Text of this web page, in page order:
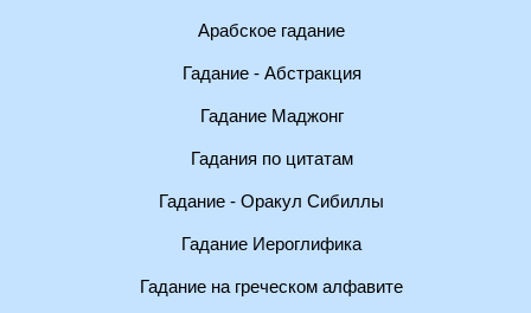
Арабское гадание
Гадание - Абстракция
Гадание Маджонг
Гадания по цитатам
Гадание - Оракул Сибиллы
Гадание Иероглифика
Гадание на греческом алфавите